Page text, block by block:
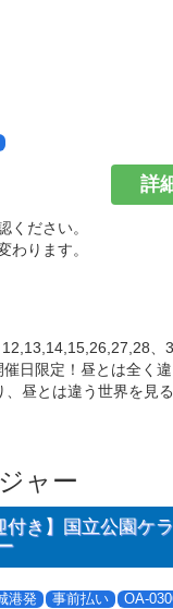
ください。
わります。
詳
、
日限定！昼とは全く
昼とは違う世界を見
ャー
付き】国立公園
港発 事前払い OA-